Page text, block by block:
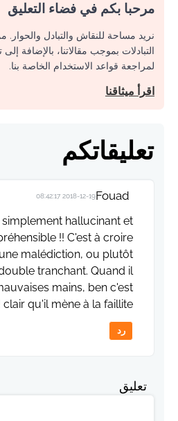
مرحبا بكم في فضاء التعليق
نريد مساحة للنقاش والتبادل
التبادلات بموجب مقالاتنا، بالإضافة
لمراجعة قواعد الاستخدام الخاصة بنا.
اقرأ ميثاقنا
تعليقاتكم
Fouad
2018-12-19 08:42:17
hallucinant et
!! C'est à croire
malédiction, ou plutôt
tranchant. Quand il
mains, ben c'est
clair qu'il mène à la faillite !!
رد
تعليق